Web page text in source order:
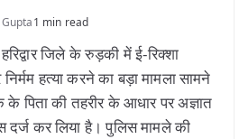
1 min read
हरिद्वार जिले के रुड़की में ई-रिक्शा
हत्या करने का बड़ा मामला सामने
पिता की तहरीर के आधार पर अज्ञात
कर लिया है। पुलिस मामले की